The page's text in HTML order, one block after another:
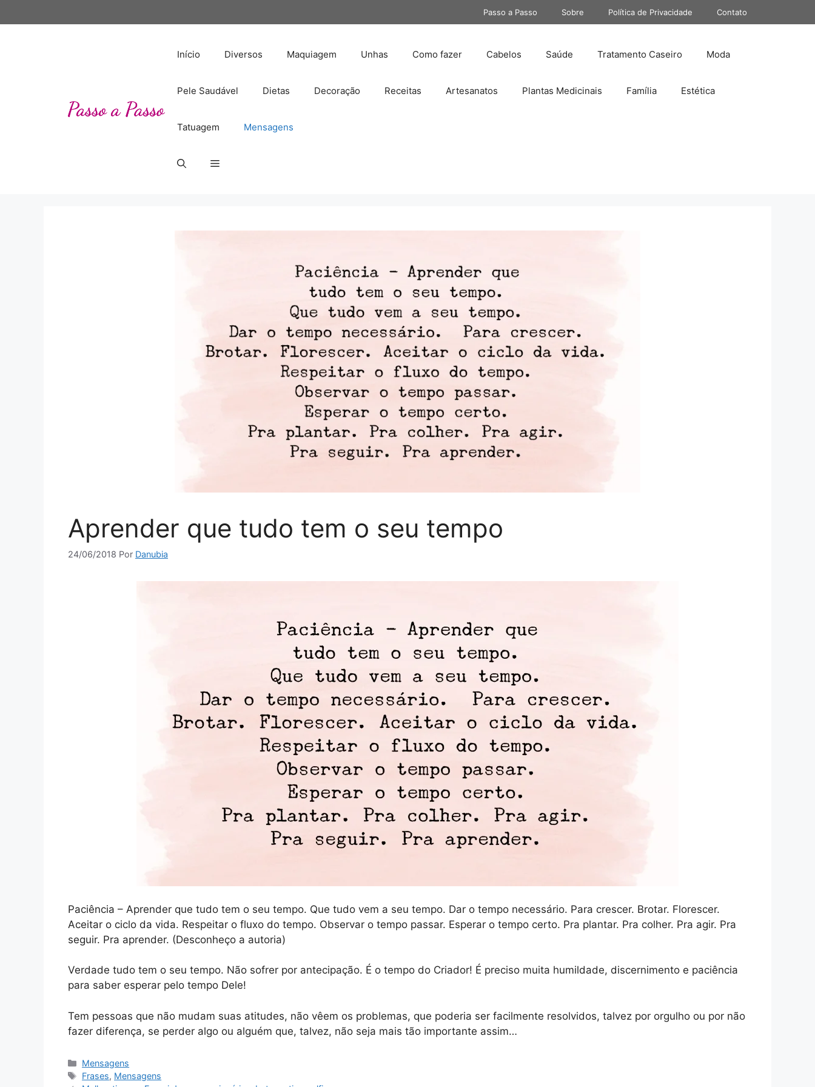
para
Passo a Passo Sobre Política de Privacidade Contato
Início Diversos Maquiagem Unhas Como fazer Cabelos Saúde Tratamento Caseiro Moda
Pele Saudável Dietas Decoração Receitas Artesanatos Plantas Medicinais Família Estética
Tatuagem Mensagens
Aprender que tudo tem o seu tempo
24/06/2018 Por Danubia
Paciência – Aprender que tudo tem o seu tempo. Que tudo vem a seu tempo. Dar o tempo necessário. Para crescer. Brotar. Florescer.
Aceitar o ciclo da vida. Respeitar o fluxo do tempo. Observar o tempo passar. Esperar o tempo certo. Pra plantar. Pra colher. Pra agir. Pra
seguir. Pra aprender. (Desconheço a autoria)
Verdade tudo tem o seu tempo. Não sofrer por antecipação. É o tempo do Criador! É preciso muita humildade, discernimento e paciência
para saber esperar pelo tempo Dele!
Tem pessoas que não mudam suas atitudes, não vêem os problemas, que poderia ser facilmente resolvidos, talvez por orgulho ou por não
fazer diferença, se perder algo ou alguém que, talvez, não seja mais tão importante assim…
Categorias
Mensagens
Tags
Frases, Mensagens